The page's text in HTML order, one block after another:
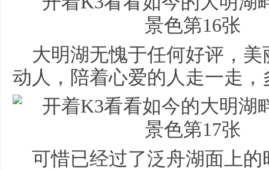
大明湖无愧于任何好评，
动人，陪着心爱的人走一走
可惜已经过了泛舟湖面上